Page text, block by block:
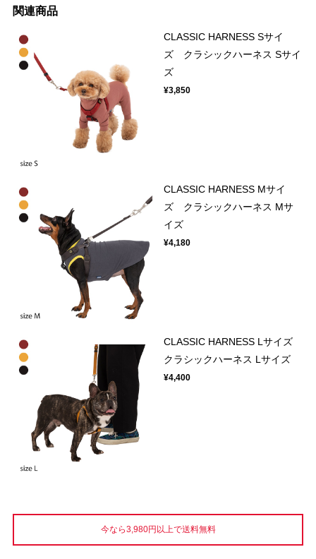
関連商品
CLASSIC HARNESS Sサイ
ズ クラシックハーネス Sサイ
ズ
¥3,850
CLASSIC HARNESS Mサイ
ズ クラシックハーネス Mサ
イズ
¥4,180
CLASSIC HARNESS Lサイズ
クラシックハーネス Lサイズ
¥4,400
今なら3,980円以上で送料無料